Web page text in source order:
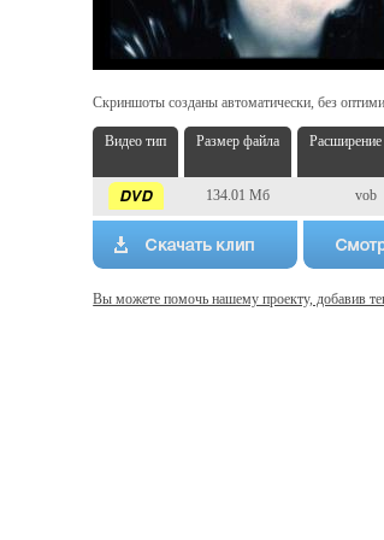
Скриншоты созданы автоматически, без
Видео тип Размер файла
134.01 Мб vob
Вы можете помочь нашему проекту, добавив